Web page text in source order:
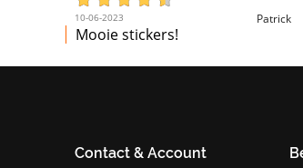
10-06-2023 Patrick
Mooie stickers!
Contact & Account